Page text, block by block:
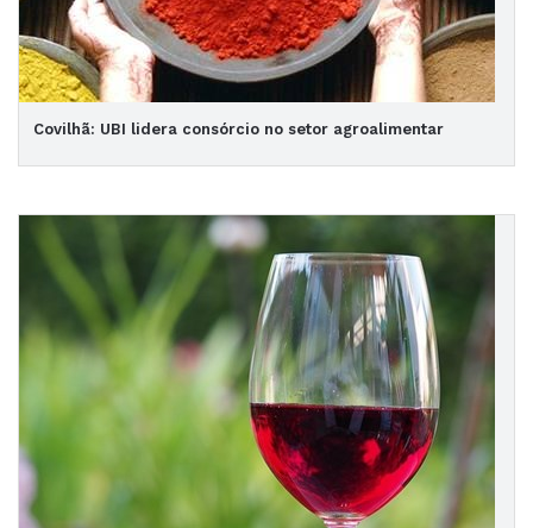
Covilhã: UBI lidera consórcio no setor agroalimentar